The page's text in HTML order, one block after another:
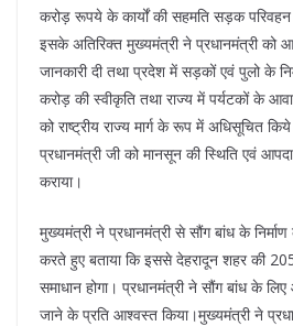
करोड़ रूपये के कार्यों की सहमति सड़क परिवहन
इसके अतिरिक्त मुख्यमंत्री ने प्रधानमंत्री को
जानकारी दी तथा प्रदेश में सड़कों एवं पुलो के
करोड़ की स्वीकृति तथा राज्य में पर्यटकों के
को राष्ट्रीय राज्य मार्ग के रूप में अधिसूचित
प्रधानमंत्री जी को मानसून की स्थिति एवं
कराया।
मुख्यमंत्री ने प्रधानमंत्री से सौंग बांध के
करते हुए बताया कि इससे देहरादून शहर की
समाधान होगा। प्रधानमंत्री ने सौंग बांध के
जाने के प्रति आश्वस्त किया।मुख्यमंत्री ने